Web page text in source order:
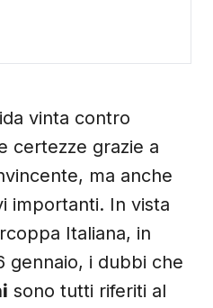
vinta contro
certezze grazie a
ma anche
importanti. In vista
Italiana, in
gennaio, i dubbi che
sono tutti riferiti al